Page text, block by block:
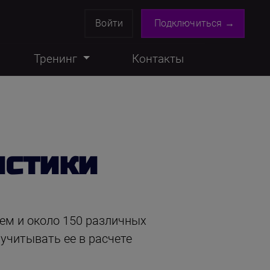
Войти Подключиться →
Тренинг Контакты
и около 150 различных
ее в расчете